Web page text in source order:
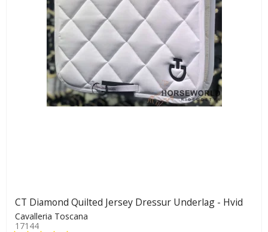
CT Diamond Quilted Jersey Dressur Underlag - Hvid
Cavalleria Toscana
17144